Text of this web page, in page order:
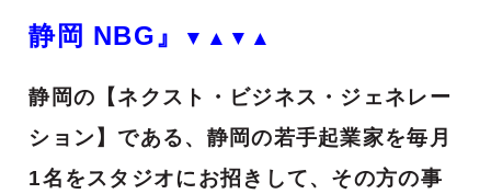
静岡 NBG』
▼▲▼▲
静岡の【ネクスト・ビジネス・ジェネレー
ション】である、静岡の若手起業家を毎月
1名をスタジオにお招きして、その方の事